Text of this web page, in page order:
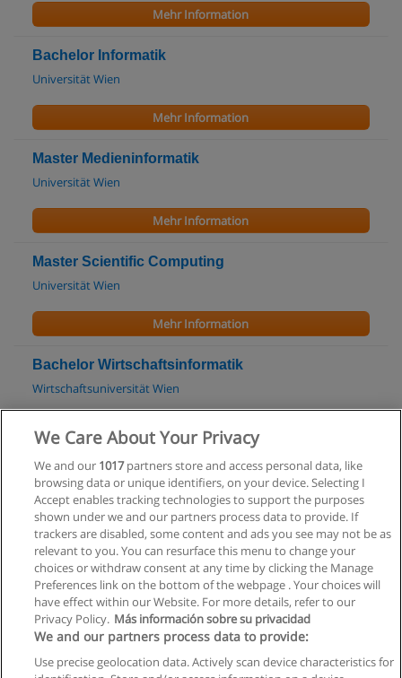
Mehr Information
Bachelor Informatik
Universität Wien
Mehr Information
Master Medieninformatik
Universität Wien
Mehr Information
Master Scientific Computing
Universität Wien
Mehr Information
Bachelor Wirtschaftsinformatik
Wirtschaftsuniversität Wien
Mehr Information
Master Wirtschaftsinformatik
Wirtschaftsuniversität Wien
Mehr Information
Allgemeinen geschäftsbedingungen
Datenschutzpolitik
We Care About Your Privacy
We and our 1017partners store and access personal data, like
browsing data or unique identifiers, on your device. Selecting I
Accept enables tracking technologies to support the purposes
shown under we and our partners process data to provide. If
trackers are disabled, some content and ads you see may not be as
relevant to you. You can resurface this menu to change your
choices or withdraw consent at any time by clicking the Manage
Preferences link on the bottom of the webpage . Your choices will
have effect within our Website. For more details, refer to our
Privacy Policy. Más información sobre su privacidad
We and our partners process data to provide:
Use precise geolocation data. Actively scan device characteristics for